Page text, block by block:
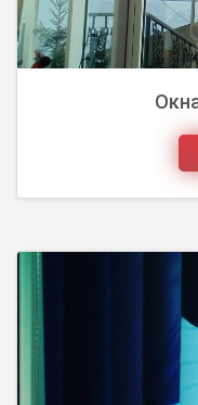
Важная часть
только
уют и эстетика